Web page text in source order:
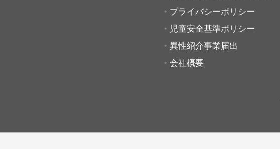
プライバシーポリシー
児童安全基準ポリシー
異性紹介事業届出
会社概要